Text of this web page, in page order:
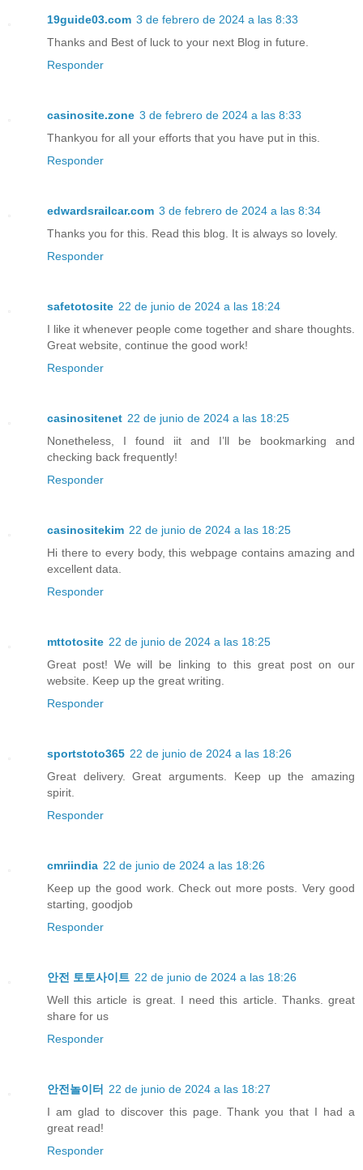
19guide03.com 3 de febrero de 2024 a las 8:33
Thanks and Best of luck to your next Blog in future.
Responder
casinosite.zone 3 de febrero de 2024 a las 8:33
Thankyou for all your efforts that you have put in this.
Responder
edwardsrailcar.com 3 de febrero de 2024 a las 8:34
Thanks you for this. Read this blog. It is always so lovely.
Responder
safetotosite 22 de junio de 2024 a las 18:24
I like it whenever people come together and share thoughts.
Great website, continue the good work!
Responder
casinositenet 22 de junio de 2024 a las 18:25
Nonetheless, I found iit and I’ll be bookmarking and
checking back frequently!
Responder
casinositekim 22 de junio de 2024 a las 18:25
Hi there to every body, this webpage contains amazing and
excellent data.
Responder
mttotosite 22 de junio de 2024 a las 18:25
Great post! We will be linking to this great post on our
website. Keep up the great writing.
Responder
sportstoto365 22 de junio de 2024 a las 18:26
Great delivery. Great arguments. Keep up the amazing
spirit.
Responder
cmriindia 22 de junio de 2024 a las 18:26
Keep up the good work. Check out more posts. Very good
starting, goodjob
Responder
안전 토토사이트 22 de junio de 2024 a las 18:26
Well this article is great. I need this article. Thanks. great
share for us
Responder
안전놀이터
22 de junio de 2024 a las 18:27
I am glad to discover this page. Thank you that I had a
great read!
Responder